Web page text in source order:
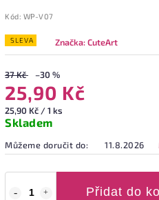
Kód: WP-V07
SLEVA Značka:CuteArt
37 Kč –30 %
25,90 Kč
25,90 Kč / 1 ks
Skladem
Můžeme doručit do: 11.8.2026
Přidat do